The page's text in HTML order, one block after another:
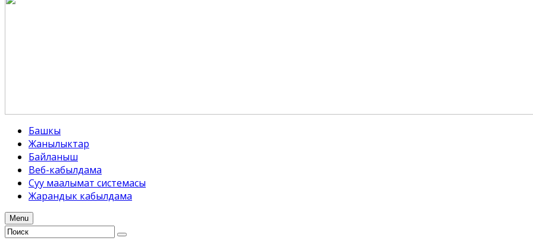
Башкы
Жанылыктар
Байланыш
Веб-кабылдама
Суу маалымат системасы
Жарандык кабылдама
Menu